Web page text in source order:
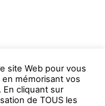
site Web pour vous
mémorisant vos
cliquant sur
de TOUS les